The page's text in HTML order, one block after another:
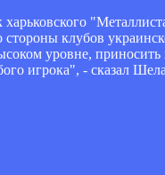
клубов
уровне,
игрока", - сказал